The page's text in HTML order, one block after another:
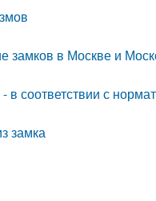
замков в Москве и
в соответствии с
замка